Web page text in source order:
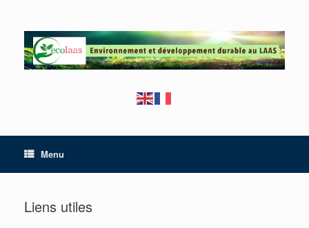
content
Menu
Liens utiles